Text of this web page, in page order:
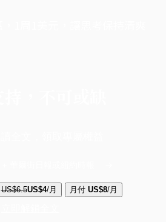
US$6.5US$4/月 月付 US$8/月